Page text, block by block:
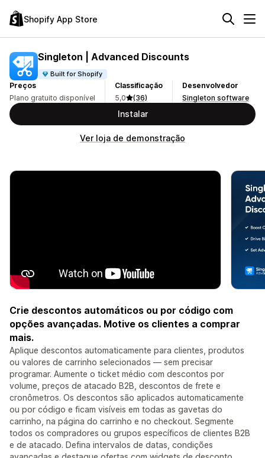
Shopify App Store
Singleton | Advanced Discounts
Built for Shopify
Preços
Plano gratuito disponível
Classificação
5,0
(36)
Desenvolvedor
Singleton software
Instalar
Ver loja de demonstração
Crie descontos automáticos ou por código com
opções avançadas. Motive os clientes a comprar
mais.
Aplique descontos automaticamente para clientes, produtos
ou valores de carrinho selecionados — sem precisar
programar. Aumente o ticket médio com descontos por
volume, preços de atacado B2B, descontos de frete e
cronômetros. Os descontos são aplicados automaticamente
ou por código e ficam visíveis em todas as gavetas do
carrinho, na página do carrinho e no checkout. Segmente
todos os compradores ou grupos específicos de clientes B2B
e de atacado. Defina intervalos de datas, condições